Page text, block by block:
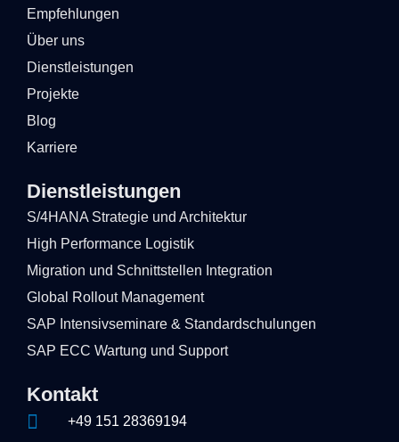
Empfehlungen
Über uns
Dienstleistungen
Projekte
Blog
Karriere
Dienstleistungen
S/4HANA Strategie und Architektur
High Performance Logistik
Migration und Schnittstellen Integration
Global Rollout Management
SAP Intensivseminare & Standardschulungen
SAP ECC Wartung und Support
Kontakt
+49 151 28369194